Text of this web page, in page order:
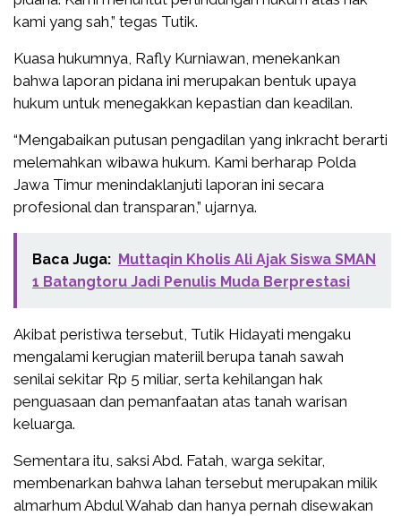
kami yang sah,” tegas Tutik.
Kuasa hukumnya, Rafly Kurniawan, menekankan
bahwa laporan pidana ini merupakan bentuk upaya
hukum untuk menegakkan kepastian dan keadilan.
“Mengabaikan putusan pengadilan yang inkracht berarti
melemahkan wibawa hukum. Kami berharap Polda
Jawa Timur menindaklanjuti laporan ini secara
profesional dan transparan,” ujarnya.
Baca Juga: Muttaqin Kholis Ali Ajak Siswa SMAN
1 Batangtoru Jadi Penulis Muda Berprestasi
Akibat peristiwa tersebut, Tutik Hidayati mengaku
mengalami kerugian materiil berupa tanah sawah
senilai sekitar Rp 5 miliar, serta kehilangan hak
penguasaan dan pemanfaatan atas tanah warisan
keluarga.
Sementara itu, saksi Abd. Fatah, warga sekitar,
membenarkan bahwa lahan tersebut merupakan milik
almarhum Abdul Wahab dan hanya pernah disewakan